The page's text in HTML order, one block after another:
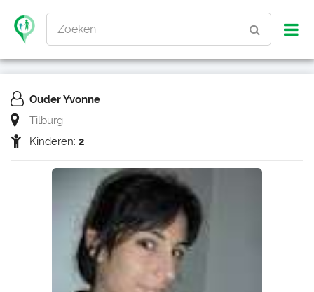
Zoeken
Ouder Yvonne
Tilburg
Kinderen: 2